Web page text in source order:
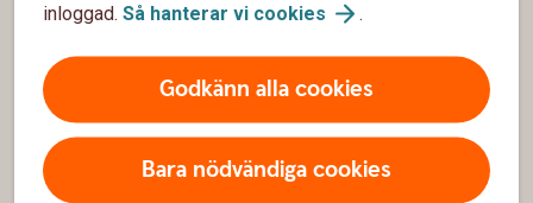
inloggad. Så hanterar vi cookies .
Godkänn alla cookies
Bara nödvändiga cookies
Om Sparbanken Skåne
Hållbarhet
Finansiell information
Press